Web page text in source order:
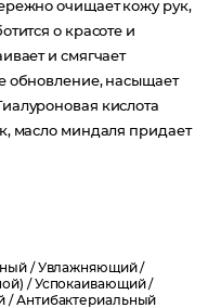
очищает кожу рук,
о красоте и
и смягчает
обновление, насыщает
кислота
масло миндаля придает
/Увлажняющий /
/Успокаивающий /
/Антибактериальный